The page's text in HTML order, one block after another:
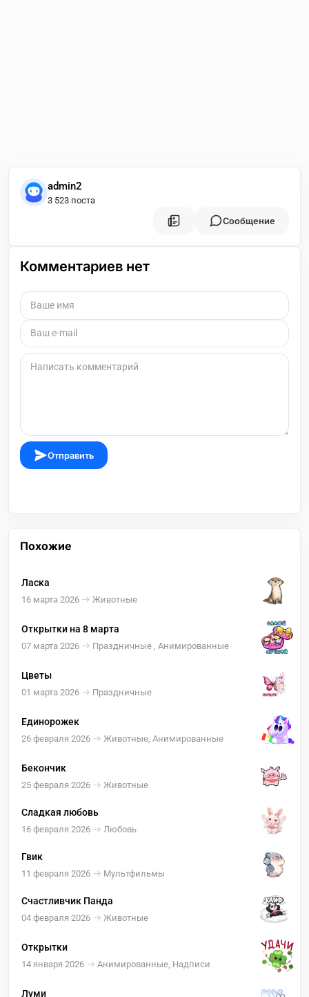
admin2
3 523 поста
Сообщение
Комментариев нет
Отправить
Похожие
Ласка
16 марта 2026 Животные
Открытки на 8 марта
07 марта 2026 Праздничные , Анимированные
Цветы
01 марта 2026 Праздничные
Единорожек
26 февраля 2026 Животные, Анимированные
Бекончик
25 февраля 2026 Животные
Сладкая любовь
16 февраля 2026 Любовь
Гвик
11 февраля 2026 Мультфильмы
Счастливчик Панда
04 февраля 2026 Животные
Открытки
14 января 2026 Анимированные, Надписи
Луми